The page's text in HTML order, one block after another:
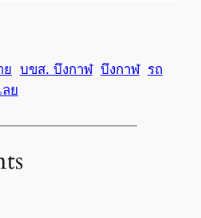
ย บขส. บึงกาฬ บึงกาฬ รถ
ลย